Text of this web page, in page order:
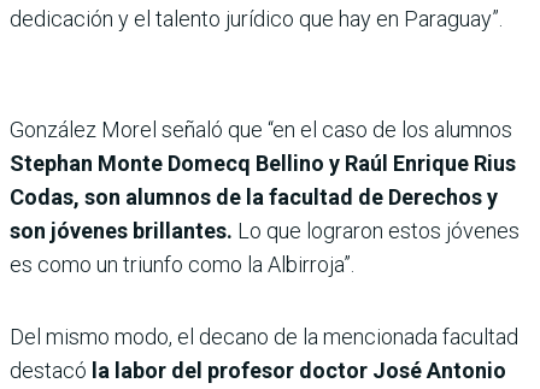
dedicación y el talento jurídico que hay en Paraguay”.
González Morel señaló que “en el caso de los alumnos
Stephan Monte Domecq Bellino y Raúl Enrique Rius
Codas, son alumnos de la facultad de Derechos y
son jóvenes brillantes. Lo que lograron estos jóvenes
es como un triunfo como la Albirroja”.
Del mismo modo, el decano de la mencionada facultad
destacó la labor del profesor doctor José Antonio